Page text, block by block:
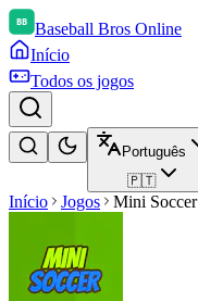
Baseball Bros Online
Início
Todos os jogos
Português
🇵🇹
Início Jogos Mini Soccer